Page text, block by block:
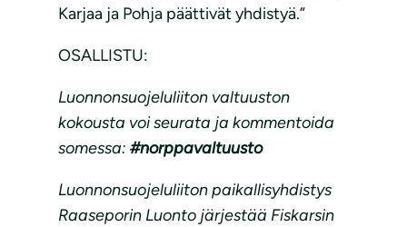
Karjaa ja Pohja päättivät yhdistyä.”
OSALLISTU:
Luonnonsuojeluliiton valtuuston
kokousta voi seurata ja kommentoida
somessa: #norppavaltuusto
Luonnonsuojeluliiton paikallisyhdistys
Raaseporin Luonto järjestää Fiskarsin